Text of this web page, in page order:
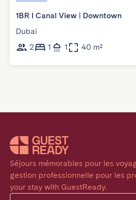
1BR l Canal View | Downtown
Dubai
2
1 1 40 m²
Séjours mémorables pour les
gestion professionnelle pour les
your stay with GuestReady.